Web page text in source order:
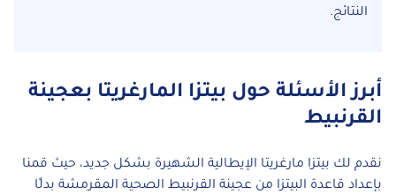
النتائج.
أبرز الأسئلة حول بيتزا المارغريتا بعجينة
القرنبيط
نقدم لك بيتزا مارغريتا الإيطالية الشهيرة بشكل جديد، حيث قمنا
بإعداد قاعدة البيتزا من عجينة القرنبيط الصحية المقرمشة بدلًا